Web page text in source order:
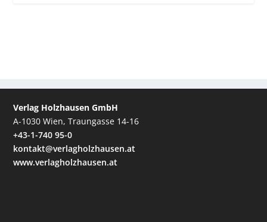
Verlag Holzhausen GmbH
A-1030 Wien, Traungasse 14-16
+43-1-740 95-0
kontakt@verlagholzhausen.at
www.verlagholzhausen.at